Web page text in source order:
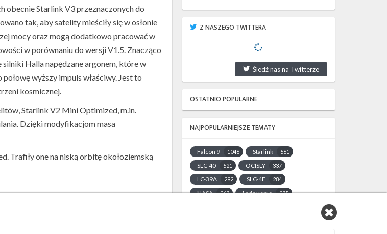
obecnie Starlink V3 przeznaczonych do
tak, aby satelity mieściły się w osłonie
mocy oraz mogą dodatkowo pracować w
w porównaniu do wersji V1.5. Znacząco
Halla napędzane argonem, które w
wyższy impuls właściwy. Jest to
kosmicznej.
Starlink V2 Mini Optimized, m.in.
Dzięki modyfikacjom masa
Trafiły one na niską orbitę okołoziemską
Z NASZEGO TWITTERA
Śledź nas na Twitterze
OSTATNIO POPULARNE
NAJPOPULARNIEJSZE TEMATY
Falcon 9 1046 Starlink 561
SLC-40 521 OCISLY 337
LC-39A 292 SLC-4E 284
NASA 263 Lądowanie 235